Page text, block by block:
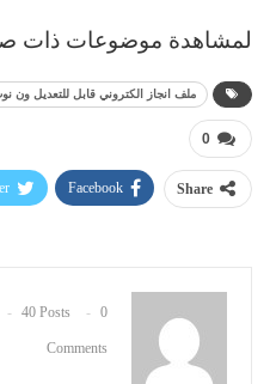
لمشاهدة موضوعات ذات
ملف انجاز الكتروني قابل للتعديل ون
0
Share
Facebook
40 Posts 0
Comments